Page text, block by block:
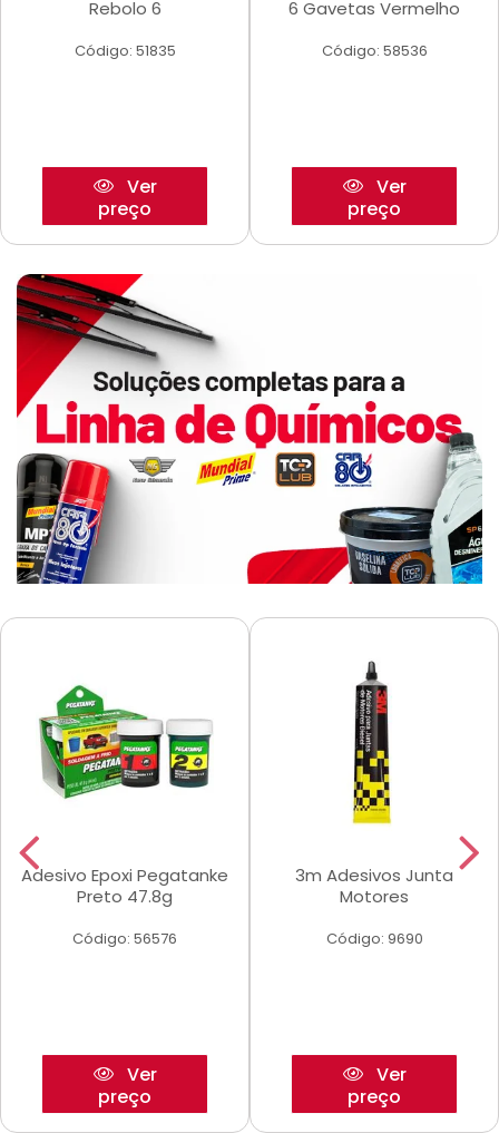
Rebolo 6
Código: 51835
Ver
preço
6 Gavetas Vermelho
Código: 58536
Ver
preço
Adesivo Epoxi Pegatanke
Preto 47.8g
Código: 56576
Ver
preço
3m Adesivos Junta
Motores
Código: 9690
Ver
preço